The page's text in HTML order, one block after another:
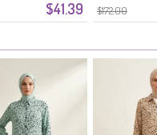
$41.39 $172.00